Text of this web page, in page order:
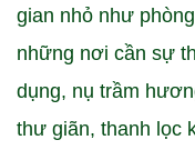
gian nhỏ như
những nơi cần sự
dụng, nụ trầm
thư giãn, thanh lọc